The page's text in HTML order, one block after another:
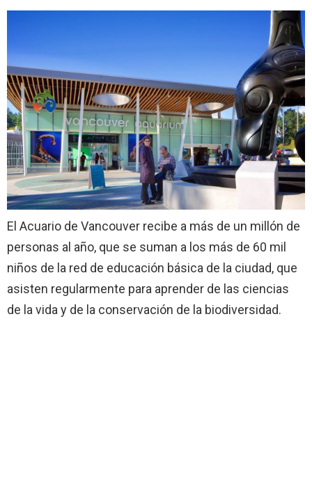
El Acuario de Vancouver recibe a más de un millón de
personas al año, que se suman a los más de 60 mil
niños de la red de educación básica de la ciudad, que
asisten regularmente para aprender de las ciencias
de la vida y de la conservación de la biodiversidad.